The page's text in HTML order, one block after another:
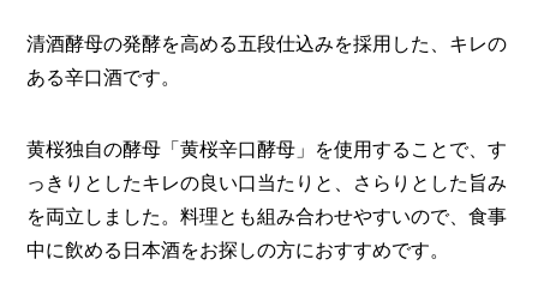
清酒酵母の発酵を高める五段仕込みを採用した、キレの
ある辛口酒です。
黄桜独自の酵母「黄桜辛口酵母」を使用することで、す
っきりとしたキレの良い口当たりと、さらりとした旨み
を両立しました。料理とも組み合わせやすいので、食事
中に飲める日本酒をお探しの方におすすめです。